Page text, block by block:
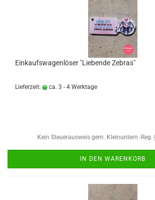
Einkaufswagenlöser "Liebende Zebras"
Lieferzeit: ca. 3 - 4 Werktage
Kein Steuerausweis gem. Kleinuntern.-Reg.
IN DEN WARENKORB